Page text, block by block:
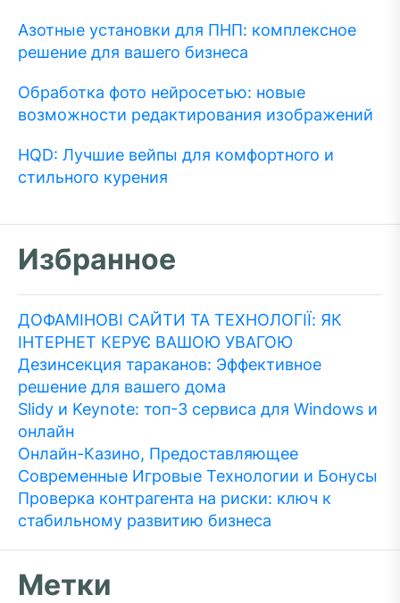
Азотные установки для ПНП: комплексное
решение для вашего бизнеса
Обработка фото нейросетью: новые
возможности редактирования изображений
HQD: Лучшие вейпы для комфортного и
стильного курения
Избранное
ДОФАМІНОВІ САЙТИ ТА ТЕХНОЛОГІЇ: ЯК
ІНТЕРНЕТ КЕРУЄ ВАШОЮ УВАГОЮ
Дезинсекция тараканов: Эффективное
решение для вашего дома
Slidy и Keynote: топ-3 сервиса для Windows и
онлайн
Онлайн-Казино, Предоставляющее
Современные Игровые Технологии и Бонусы
Проверка контрагента на риски: ключ к
стабильному развитию бизнеса
Метки